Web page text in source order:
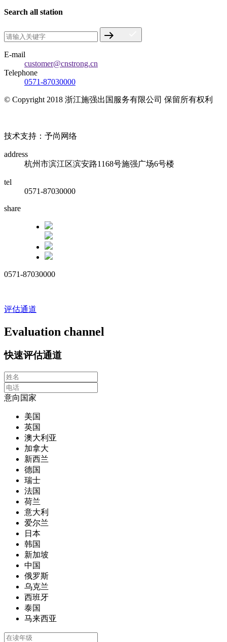
Search all station
E-mail
customer@cnstrong.cn
Telephone
0571-87030000
© Copyright 2018 浙江施强出国服务有限公司 保留所有权利
技术支持：予尚网络
address
杭州市滨江区滨安路1168号施强广场6号楼
tel
0571-87030000
share
0571-87030000
评估通道
Evaluation channel
快速评估通道
意向国家
美国
英国
澳大利亚
加拿大
新西兰
德国
瑞士
法国
荷兰
意大利
爱尔兰
日本
韩国
新加坡
中国
俄罗斯
乌克兰
西班牙
泰国
马来西亚